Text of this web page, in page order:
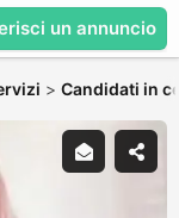
un annuncio
> Candidati in